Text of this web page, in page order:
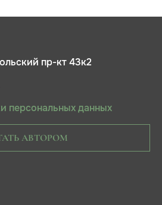
пр-кт 43к2
персональных данных
АВТОРОМ